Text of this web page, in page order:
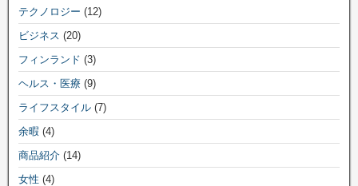
テクノロジー (12)
ビジネス (20)
フィンランド (3)
ヘルス・医療 (9)
ライフスタイル (7)
余暇 (4)
商品紹介 (14)
女性 (4)